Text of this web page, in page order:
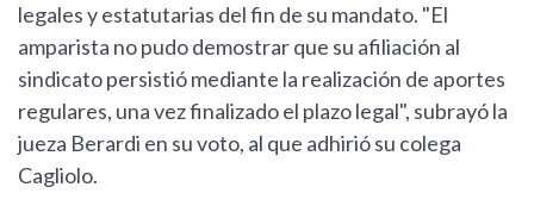
legales y estatutarias del fin de su mandato. "El
amparista no pudo demostrar que su afiliación al
sindicato persistió mediante la realización de aportes
regulares, una vez finalizado el plazo legal", subrayó la
jueza Berardi en su voto, al que adhirió su colega
Cagliolo.